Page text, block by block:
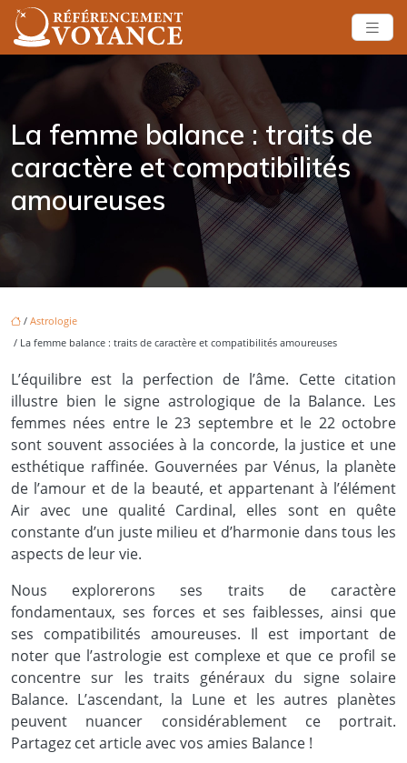
La femme balance : traits de
caractère et compatibilités
amoureuses
/ Astrologie
/ La femme balance : traits de caractère et compatibilités amoureuses
L’équilibre est la perfection de l’âme. Cette citation
illustre bien le signe astrologique de la Balance. Les
femmes nées entre le 23 septembre et le 22 octobre
sont souvent associées à la concorde, la justice et une
esthétique raffinée. Gouvernées par Vénus, la planète
de l’amour et de la beauté, et appartenant à l’élément
Air avec une qualité Cardinal, elles sont en quête
constante d’un juste milieu et d’harmonie dans tous les
aspects de leur vie.
Nous explorerons ses traits de caractère
fondamentaux, ses forces et ses faiblesses, ainsi que
ses compatibilités amoureuses. Il est important de
noter que l’astrologie est complexe et que ce profil se
concentre sur les traits généraux du signe solaire
Balance. L’ascendant, la Lune et les autres planètes
peuvent nuancer considérablement ce portrait.
Partagez cet article avec vos amies Balance !